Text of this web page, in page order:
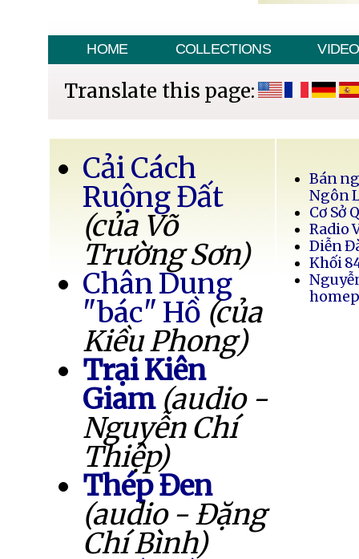
HOME COLLECTIONS VIDEO
Translate this page:
Cải Cách
Ruộng Đất
(của Võ
Trường Sơn)
Chân Dung
"bác" Hồ (của
Kiều Phong)
Trại Kiên
Giam (audio -
Nguyễn Chí
Thiệp)
Thép Đen
(audio - Đặng
Chí Bình)
Bán
Ngôn
Cơ Sở
Radio
Diễn
Khối